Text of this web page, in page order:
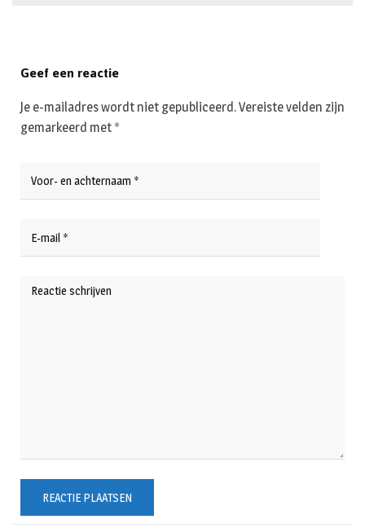
Geef een reactie
Je e-mailadres wordt niet gepubliceerd.Vereiste velden zijn
gemarkeerd met *